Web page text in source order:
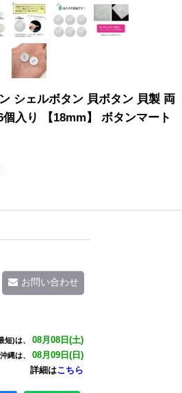
シェルボタン 貝ボタン 貝製 両
入り 【18mm】 ボタンマート
短)は、 08月08日(土)
縄は、 08月09日(日)
詳細はこちら
お問い合わせ